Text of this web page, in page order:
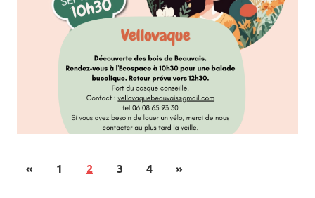
« 1 2 3 4 »